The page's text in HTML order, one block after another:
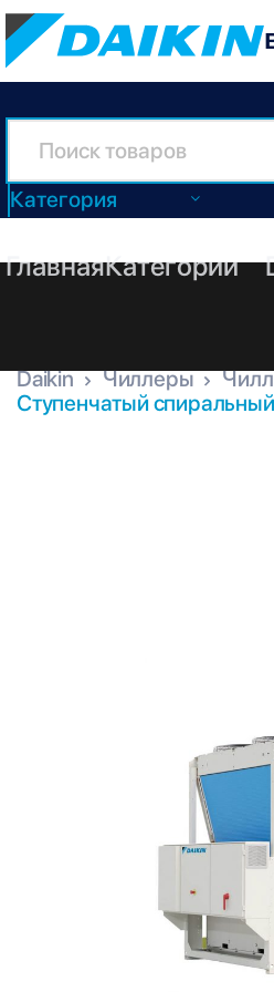
Категория
ГлавнаяКатегории
Daikin Чиллеры
Ступенчатый